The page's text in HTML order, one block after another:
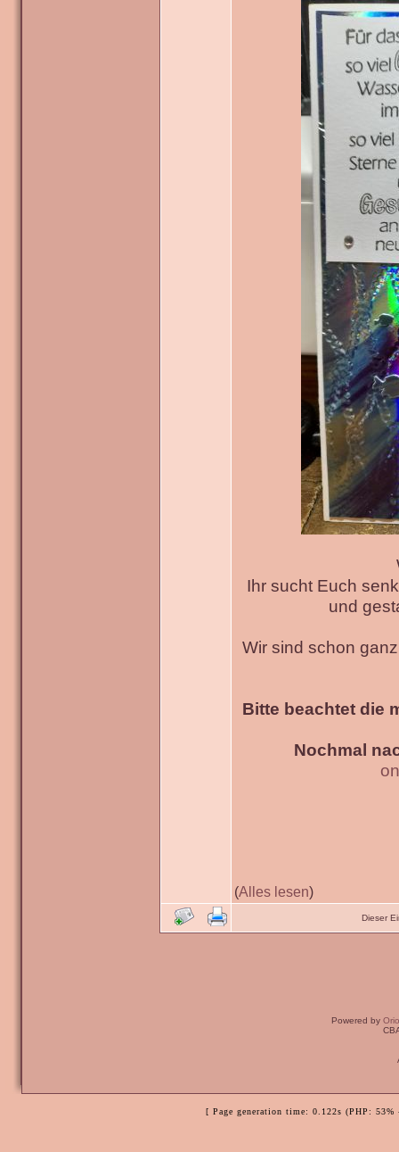
Ihr sucht Euch
und
Wir sind schon
Bitte beachtet die
Nochmal
(Alles lesen)
Dieser
Powered by
[ Page generation time: 0.122s (PHP: